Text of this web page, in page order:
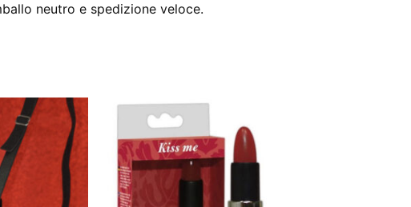
neutro e spedizione veloce.